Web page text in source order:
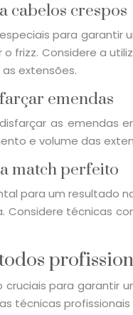
cabelos crespos
para
frizz. Considere a
extensões.
emendas
as emendas
e volume das
match perfeito
para um resultado
técnicas
para garantir
técnicas